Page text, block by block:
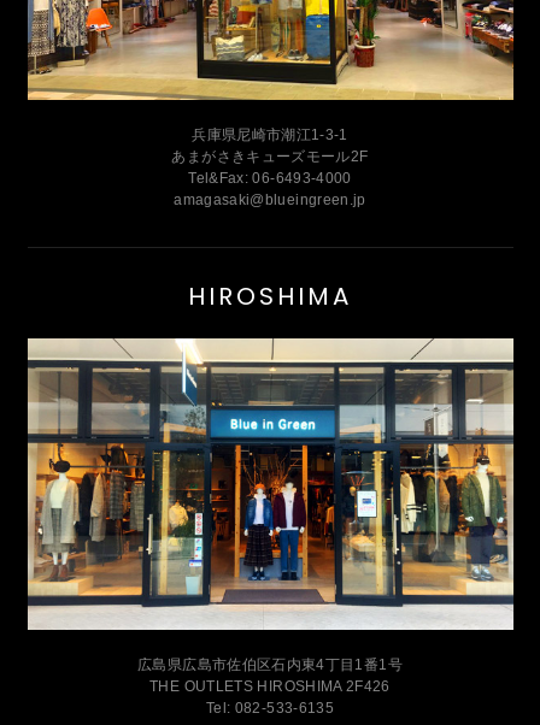
兵庫県尼崎市潮江1-3-1
あまがさきキューズモール2F
Tel&Fax: 06-6493-4000
amagasaki@blueingreen.jp
HIROSHIMA
広島県広島市佐伯区石内東4丁目1番1号
THE OUTLETS HIROSHIMA 2F426
Tel: 082-533-6135